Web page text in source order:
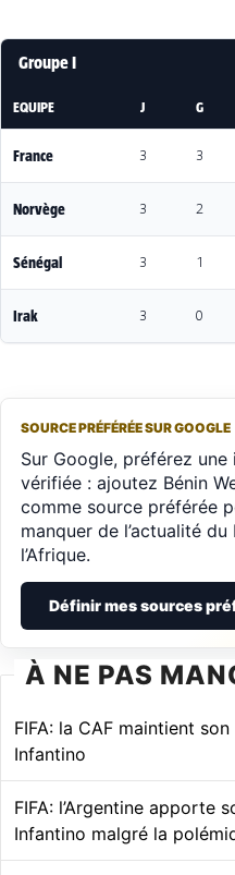
Groupe I
EQUIPE J G
France 3 3
Norvège 3 2
Sénégal 3 1
Irak 3 0
SOURCE PRÉFÉRÉE SUR GOOGLE
Sur Google, préférez
vérifiée : ajoutez Bénin
comme source préférée
manquer de l’actualité du
l’Afrique.
Définir mes sources
À NE PAS
FIFA: la CAF maintient
Infantino
FIFA: l’Argentine apporte
Infantino malgré la